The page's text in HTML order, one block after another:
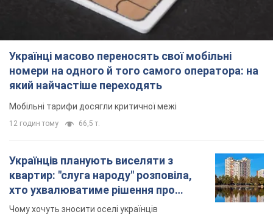
Українці масово переносять свої мобільні
номери на одного й того самого оператора: на
який найчастіше переходять
Мобільні тарифи досягли критичної межі
12 годин тому 66,5 т.
Українців планують виселяти з
квартир: "слуга народу" розповіла,
хто ухвалюватиме рішення про
знесення будинків
Чому хочуть зносити оселі українців